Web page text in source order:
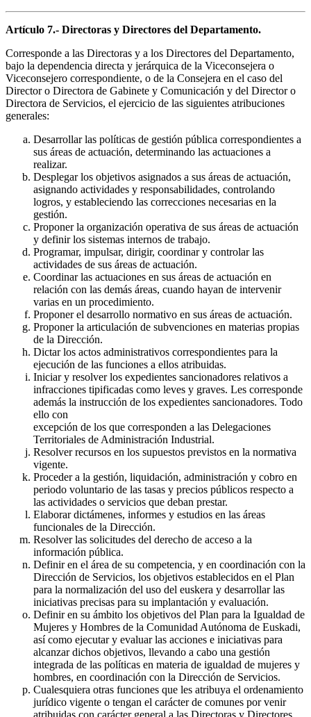
Artículo 7.- Directoras y Directores del Departamento.
Corresponde a las Directoras y a los Directores del Departamento,
bajo la dependencia directa y jerárquica de la Viceconsejera o
Viceconsejero correspondiente, o de la Consejera en el caso del
Director o Directora de Gabinete y Comunicación y del Director o
Directora de Servicios, el ejercicio de las siguientes atribuciones
generales:
Desarrollar las políticas de gestión pública correspondientes a
sus áreas de actuación, determinando las actuaciones a
realizar.
Desplegar los objetivos asignados a sus áreas de actuación,
asignando actividades y responsabilidades, controlando
logros, y estableciendo las correcciones necesarias en la
gestión.
Proponer la organización operativa de sus áreas de actuación
y definir los sistemas internos de trabajo.
Programar, impulsar, dirigir, coordinar y controlar las
actividades de sus áreas de actuación.
Coordinar las actuaciones en sus áreas de actuación en
relación con las demás áreas, cuando hayan de intervenir
varias en un procedimiento.
Proponer el desarrollo normativo en sus áreas de actuación.
Proponer la articulación de subvenciones en materias propias
de la Dirección.
Dictar los actos administrativos correspondientes para la
ejecución de las funciones a ellos atribuidas.
Iniciar y resolver los expedientes sancionadores relativos a
infracciones tipificadas como leves y graves. Les corresponde
además la instrucción de los expedientes sancionadores. Todo
ello con
excepción de los que corresponden a las Delegaciones
Territoriales de Administración Industrial.
Resolver recursos en los supuestos previstos en la normativa
vigente.
Proceder a la gestión, liquidación, administración y cobro en
periodo voluntario de las tasas y precios públicos respecto a
las actividades o servicios que deban prestar.
Elaborar dictámenes, informes y estudios en las áreas
funcionales de la Dirección.
Resolver las solicitudes del derecho de acceso a la
información pública.
Definir en el área de su competencia, y en coordinación con la
Dirección de Servicios, los objetivos establecidos en el Plan
para la normalización del uso del euskera y desarrollar las
iniciativas precisas para su implantación y evaluación.
Definir en su ámbito los objetivos del Plan para la Igualdad de
Mujeres y Hombres de la Comunidad Autónoma de Euskadi,
así como ejecutar y evaluar las acciones e iniciativas para
alcanzar dichos objetivos, llevando a cabo una gestión
integrada de las políticas en materia de igualdad de mujeres y
hombres, en coordinación con la Dirección de Servicios.
Cualesquiera otras funciones que les atribuya el ordenamiento
jurídico vigente o tengan el carácter de comunes por venir
atribuidas con carácter general a las Directoras y Directores